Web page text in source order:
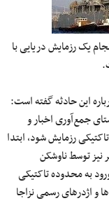
یک رزمایش دریایی با
این حادثه گفته است:
جمع‌آوری اخبار و
رزمایش شود، ابتدا
نیز توسط ناوشکن
به محدوده تاکتیکی
و اژدرهای رسمی نزاجا